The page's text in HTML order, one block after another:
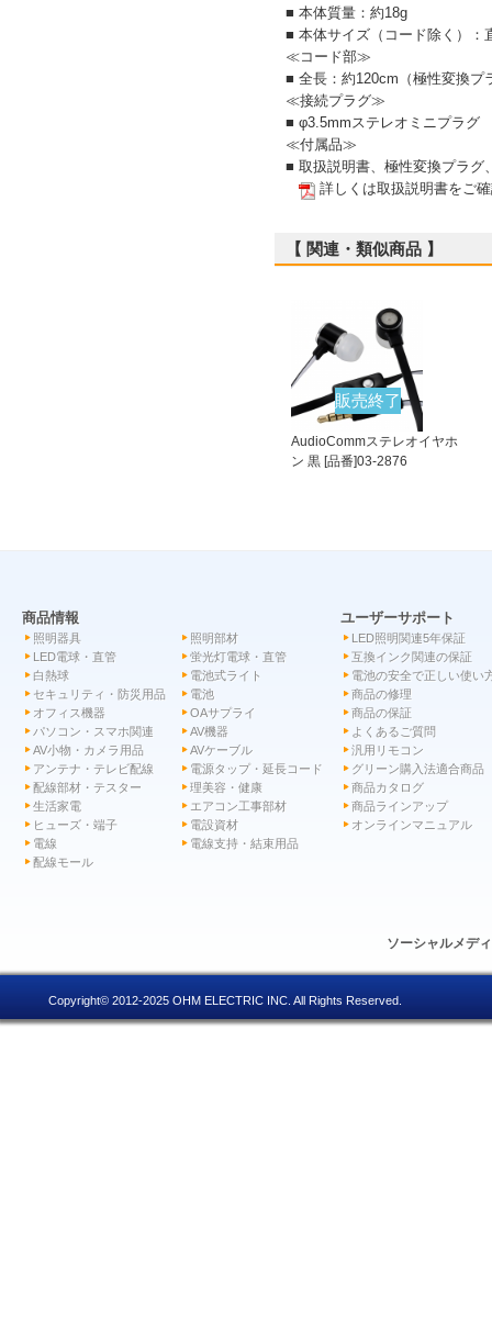
■ 本体質量：約18g
■ 本体サイズ（コード除く）：
≪コード部≫
■ 全長：約120cm（極性変換プ
≪接続プラグ≫
■ φ3.5mmステレオミニプラグ
≪付属品≫
■ 取扱説明書、極性変換プラグ
詳しくは取扱説明書をご
【 関連・類似商品 】
販売終了
AudioCommステレオイヤホ
ン 黒 [品番]03-2876
商品情報
照明器具
照明部材
LED電球・直管
蛍光灯電球・直管
白熱球
電池式ライト
セキュリティ・防災用品
電池
オフィス機器
OAサプライ
パソコン・スマホ関連
AV機器
AV小物・カメラ用品
AVケーブル
アンテナ・テレビ配線
電源タップ・延長コード
配線部材・テスター
理美容・健康
生活家電
エアコン工事部材
ヒューズ・端子
電設資材
電線
電線支持・結束用品
配線モール
ユーザーサポート
LED照明関連5年保証
互換インク関連の保証
電池の安全で正しい使い
商品の修理
商品の保証
よくあるご質問
汎用リモコン
グリーン購入法適合商品
商品カタログ
商品ラインアップ
オンラインマニュアル
ソーシャルメデ
Copyright© 2012-2025 OHM ELECTRIC INC. All Rights Reserved.